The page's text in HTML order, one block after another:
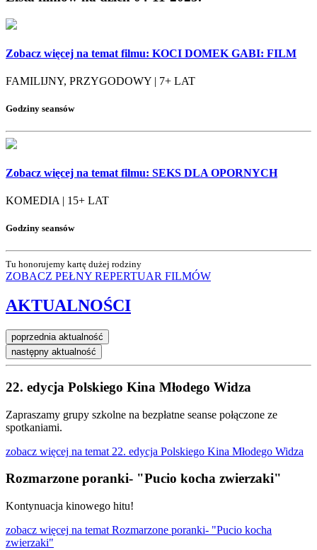
Zobacz więcej na temat filmu: KOCI DOMEK GABI: FILM
FAMILIJNY, PRZYGODOWY | 7+ LAT
Godziny seansów
Zobacz więcej na temat filmu: SEKS DLA OPORNYCH
KOMEDIA | 15+ LAT
Godziny seansów
Tu honorujemy kartę dużej rodziny
ZOBACZ PEŁNY REPERTUAR FILMÓW
AKTUALNOŚCI
poprzednia aktualność
następny aktualność
22. edycja Polskiego Kina Młodego Widza
Zapraszamy grupy szkolne na bezpłatne seanse połączone ze
spotkaniami.
zobacz więcej na temat 22. edycja Polskiego Kina Młodego Widza
Rozmarzone poranki- "Pucio kocha zwierzaki"
Kontynuacja kinowego hitu!
zobacz więcej na temat Rozmarzone poranki- "Pucio kocha
zwierzaki"